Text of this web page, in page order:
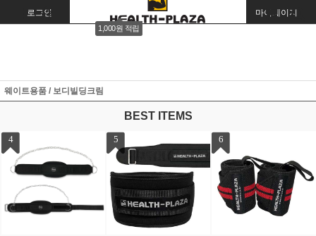
로그인 회원가입
1,000원 적립
주문조회 마이페이지
웨이트용품 / 보디빌딩크림
BEST ITEMS
7 8 9